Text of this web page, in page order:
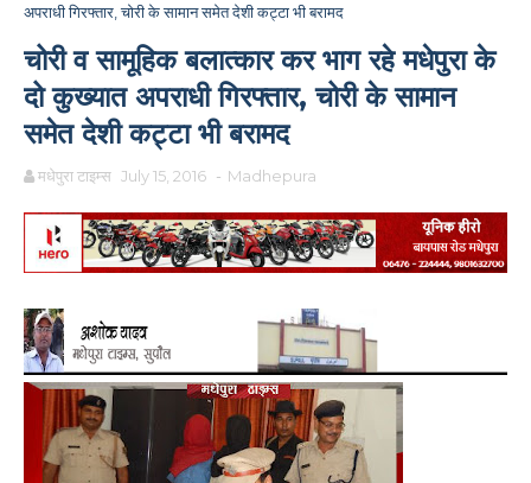
अपराधी गिरफ्तार, चोरी के सामान समेत देशी कट्टा भी बरामद
चोरी व सामूहिक बलात्कार कर भाग रहे मधेपुरा के
दो कुख्यात अपराधी गिरफ्तार, चोरी के सामान
समेत देशी कट्टा भी बरामद
मधेपुरा टाइम्स July 15, 2016 - Madhepura